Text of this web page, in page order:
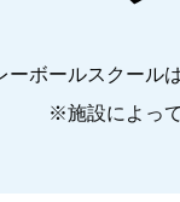
ーボールスクール
※施設によっ